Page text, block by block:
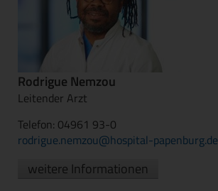
Rodrigue Nemzou
Leitender Arzt
Telefon: 04961 93-0
rodrigue.nemzou@hospital-papenburg.de
weitere Informationen